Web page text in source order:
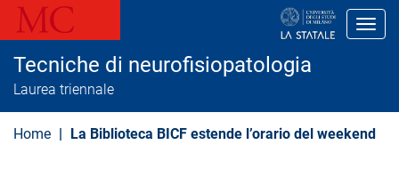
l
c
Tecniche di neurofisiopatologia
Laurea triennale
Home La Biblioteca BICF estende l’orario del weekend